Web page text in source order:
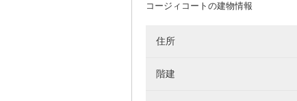
コージィコートの建物情報
住所
階建